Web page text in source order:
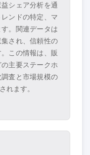
シェア分析を通
ンドの特定、マ
。関連データは
され、信頼性の
この情報は、販
主要ステークホ
査と市場規模の
れます。